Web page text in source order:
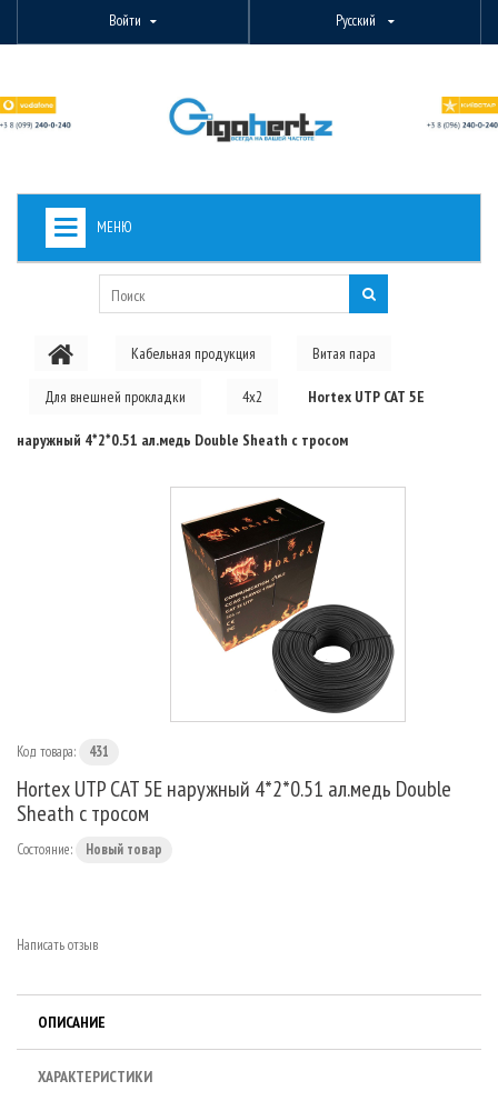
Войти Русский
МЕНЮ
PON ОБОРУДОВАНИЕ
Кабельная продукция Витая пара
Для внешней прокладки 4x2 Hortex UTP CAT 5Е
наружный 4*2*0.51 ал.медь Double Sheath с тросом
Код товара: 431
Hortex UTP CAT 5Е наружный 4*2*0.51 ал.медь Double
Sheath с тросом
Состояние: Новый товар
Написать отзыв
ОПИСАНИЕ
ХАРАКТЕРИСТИКИ